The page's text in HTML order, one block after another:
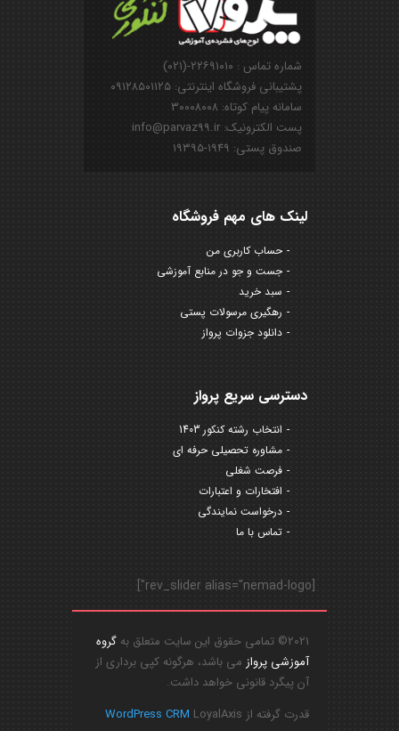
شماره تماس : ۲۲۶۹۱۰۱۰-(۰۲۱)
پشتیبانی فروشگاه اینترنتی: ۰۹۱۲۸۵۰۱۱۲۵
سامانه پیام کوتاه: ۳۰۰۰۸۰۰۸
پست الکترونیک: info@parvaz99.ir
صندوق پستی: ۱۹۴۹-۱۹۳۹۵
لینک های مهم فروشگاه
حساب کاربری من
جست و جو در منابع آموزشی
سبد خرید
رهگیری مرسولات پستی
دانلود جزوات پرواز
دسترسی سریع پرواز
انتخاب رشته کنکور 1403
مشاوره تحصیلی حرفه ای
فرصت شغلی
افتخارات و اعتبارات
درخواست نمایندگی
تماس با ما
[rev_slider alias="nemad-logo"]
2021© تمامی حقوق این سایت متعلق به
گروه
آموزشی پرواز می باشد، هرگونه کپی برداری از
آن پیگرد قانونی خواهد داشت.
قدرت گرفته از
WordPress CRM LoyalAxis